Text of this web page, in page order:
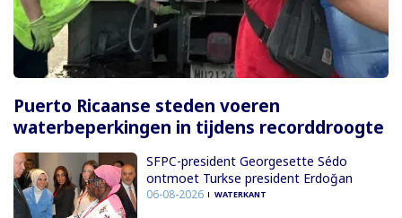
Puerto Ricaanse steden voeren
waterbeperkingen in tijdens recorddroogte
SFPC-president Georgesette Sédo
ontmoet Turkse president Erdoğan
06-08-2026 WATERKANT